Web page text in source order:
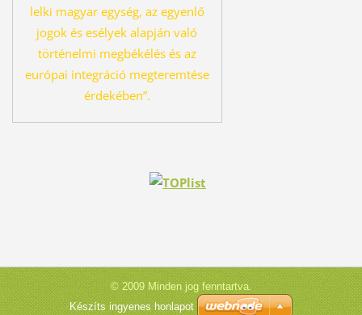
lelki magyar egység, az egyenlő
jogok és esélyek alapján való
történelmi megbékélés és az
európai integráció megteremtése
érdekében”.
© 2009 Minden jog fenntartva.
Készíts ingyenes honlapot